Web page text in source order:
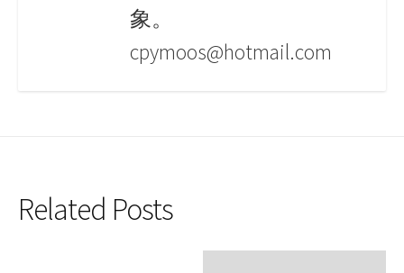
象。
cpymoos@hotmail.com
Related Posts